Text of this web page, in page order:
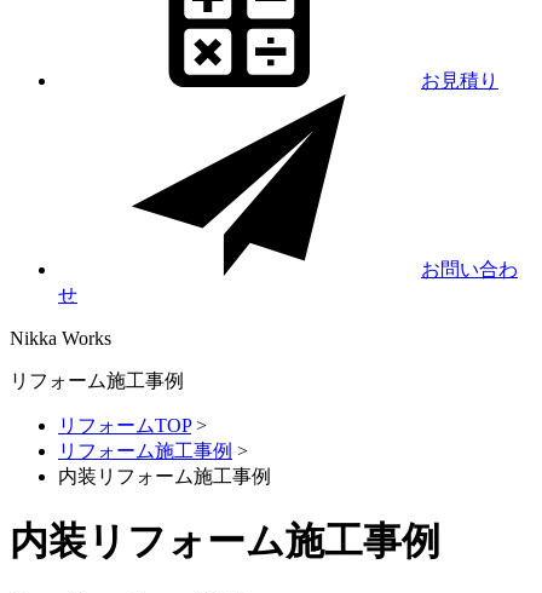
お見積り
お問い合わ
せ
Nikka Works
リフォーム施工事例
リフォームTOP>
リフォーム施工事例 >
内装リフォーム施工事例
内装リフォーム施工事例